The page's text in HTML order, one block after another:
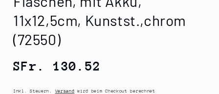
11x12,5cm, Kunstst.,chrom
(72550)
Normaler
SFr. 130.52
Inkl. Steuern.Versand wird beim Checkout berechnet